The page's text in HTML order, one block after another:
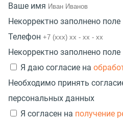
Ваше имя
Некорректно заполнено поле
Телефон
Некорректно заполнено поле
Я даю согласие на
Необходимо принять
персональных данных
Я согласен на получение